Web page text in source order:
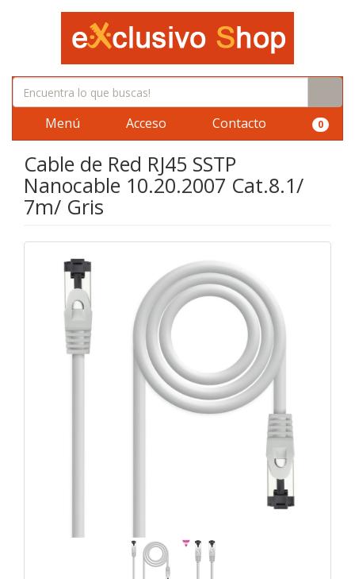
Menú Acceso Contacto 0
Cable de Red RJ45 SSTP
Nanocable 10.20.2007 Cat.8.1/
7m/ Gris